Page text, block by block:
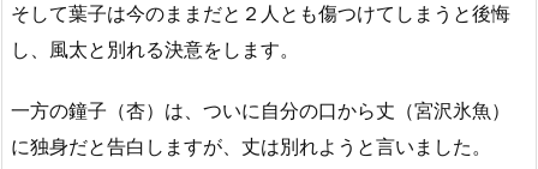
そして葉子は今のままだと２人とも傷つけてしまうと後悔
し、風太と別れる決意をします。
一方の鐘子（杏）は、ついに自分の口から丈（宮沢氷魚）
に独身だと告白しますが、丈は別れようと言いました。